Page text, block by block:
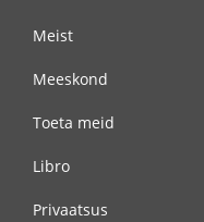
Meist
Meeskond
Toeta meid
Libro
Privaatsus